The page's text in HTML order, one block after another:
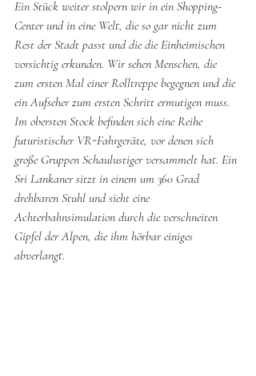
Ein Stück weiter stolpern wir in ein Shopping-
Center und in eine Welt, die so gar nicht zum
Rest der Stadt passt und die die Einheimischen
vorsichtig erkunden. Wir sehen Menschen, die
zum ersten Mal einer Rolltreppe begegnen und die
ein Aufseher zum ersten Schritt ermutigen muss.
Im obersten Stock befinden sich eine Reihe
futuristischer VR-Fahrgeräte, vor denen sich
große Gruppen Schaulustiger versammelt hat. Ein
Sri Lankaner sitzt in einem um 360 Grad
drehbaren Stuhl und sieht eine
Achterbahnsimulation durch die verschneiten
Gipfel der Alpen, die ihm hörbar einiges
abverlangt.